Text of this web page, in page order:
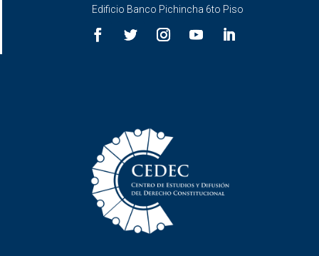
Edificio Banco Pichincha 6to Piso